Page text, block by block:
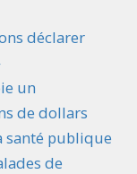
déclarer
un
de dollars
santé publique
de